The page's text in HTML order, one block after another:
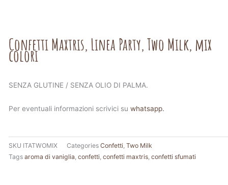
Confetti Maxtris, Linea Party, Two Milk, mix
colori
SENZA GLUTINE / SENZA OLIO DI PALMA.
Per eventuali informazioni scrivici su whatsapp.
SKU ITATWOMIX Categories Confetti Two Milk
Tags aroma di vaniglia confetti confetti maxtris confetti sfumati